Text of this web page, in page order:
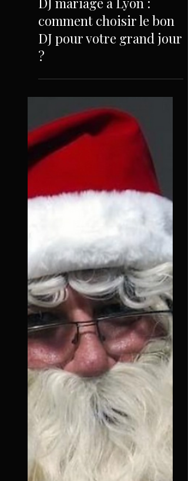
DJ mariage à Lyon :
comment choisir le bon
DJ pour votre grand jour
?